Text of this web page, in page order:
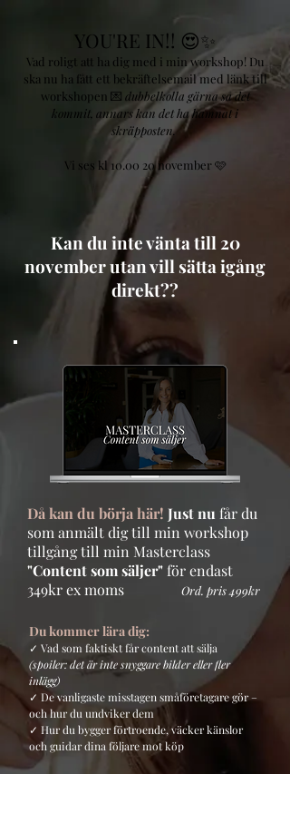
YOU'RE IN!! 😍✨
Vad roligt att ha dig med i min workshop! Du
ska nu ha fått ett bekräftelsemail med länk till
workshopen 💌 dubbelkolla gärna så det
kommit, annars kan det ha hamnat i
skräpposten.
Vi ses kl 10.00 20 november 🩷
Kan du inte vänta till 20
november utan vill sätta igång
direkt??
Då kan du börja här! Just nu får du
som anmält dig till min workshop
tillgång till min Masterclass
"Content som säljer" för endast
349kr ex moms
Ord. pris 499kr
Du kommer lära dig:
✓ Vad som faktiskt får content att sälja
(spoiler: det är inte snyggare bilder eller fler
inlägg)
✓ De vanligaste misstagen småföretagare gör –
och hur du undviker dem
✓ Hur du bygger förtroende, väcker känslor
och guidar dina följare mot köp